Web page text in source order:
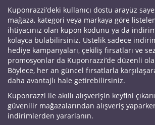
Kuponrazzi’deki kullanıcı dostu arayüz
mağaza, kategori veya markaya göre
ihtiyacınız olan kupon kodunu ya da
kolayca bulabilirsiniz. Üstelik sadece
hediye kampanyaları, çekiliş fırsatları ve
promosyonlar da Kuponrazzi’de düzenli
Böylece, her an güncel fırsatlarla
daha avantajlı hale getirebilirsiniz.
Kuponrazzi ile akıllı alışverişin keyfini
güvenilir mağazalarından alışveriş
indirimlerden yararlanın.